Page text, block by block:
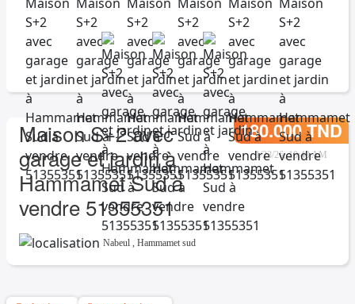
Maison S+2 avec
garage et jardin à
Hammamet Sud à
vendre 51355351
180.000 TND
1/23/26, 10:40 AM
Nabeul , Hammamet sud